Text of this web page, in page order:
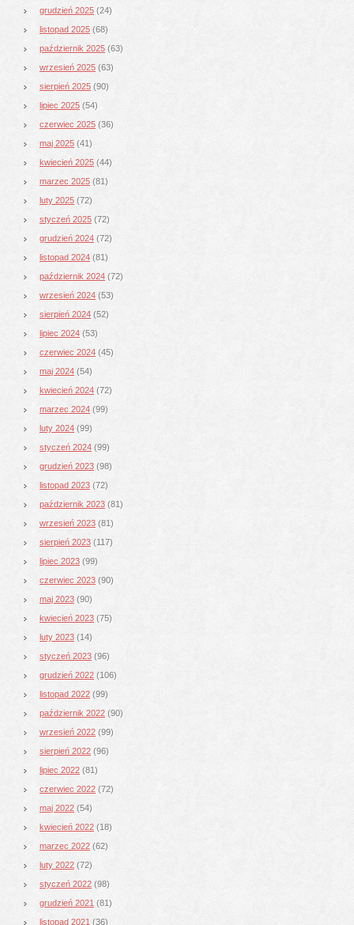
grudzień 2025 (24)
listopad 2025 (68)
październik 2025 (63)
wrzesień 2025 (63)
sierpień 2025 (90)
lipiec 2025 (54)
czerwiec 2025 (36)
maj 2025 (41)
kwiecień 2025 (44)
marzec 2025 (81)
luty 2025 (72)
styczeń 2025 (72)
grudzień 2024 (72)
listopad 2024 (81)
październik 2024 (72)
wrzesień 2024 (53)
sierpień 2024 (52)
lipiec 2024 (53)
czerwiec 2024 (45)
maj 2024 (54)
kwiecień 2024 (72)
marzec 2024 (99)
luty 2024 (99)
styczeń 2024 (99)
grudzień 2023 (98)
listopad 2023 (72)
październik 2023 (81)
wrzesień 2023 (81)
sierpień 2023 (117)
lipiec 2023 (99)
czerwiec 2023 (90)
maj 2023 (90)
kwiecień 2023 (75)
luty 2023 (14)
styczeń 2023 (96)
grudzień 2022 (106)
listopad 2022 (99)
październik 2022 (90)
wrzesień 2022 (99)
sierpień 2022 (96)
lipiec 2022 (81)
czerwiec 2022 (72)
maj 2022 (54)
kwiecień 2022 (18)
marzec 2022 (62)
luty 2022 (72)
styczeń 2022 (98)
grudzień 2021 (81)
listopad 2021 (36)